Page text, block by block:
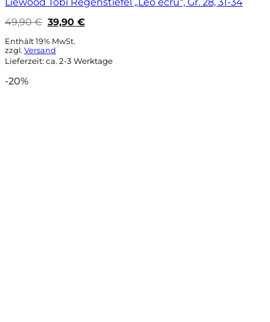
Liewood Tobi Regenstiefel „Leo ecru“, Gr. 28, 31-34
49,90€ Ursprünglicher
war:
49,90 €
39,90 €Aktueller
Enthält 19% MwSt.
zzgl. Versand
Lieferzeit: ca. 2-3 Werktage
-20%